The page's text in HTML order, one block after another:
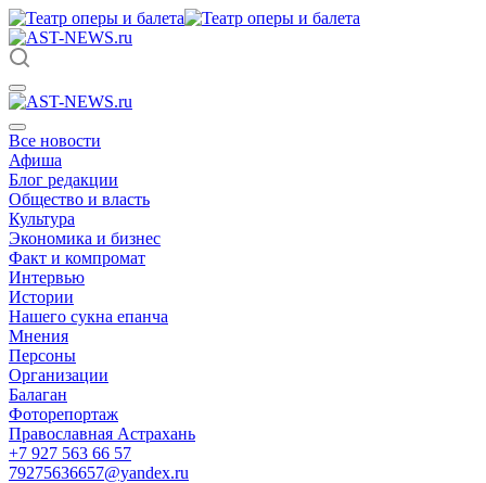
Все новости
Афиша
Блог редакции
Общество и власть
Культура
Экономика и бизнес
Факт и компромат
Интервью
Истории
Нашего сукна епанча
Мнения
Персоны
Организации
Балаган
Фоторепортаж
Православная Астрахань
+7 927 563 66 57
79275636657@yandex.ru